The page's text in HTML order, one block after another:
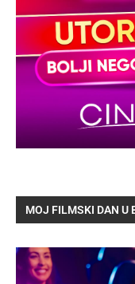
MOJ FILMSKI DAN U